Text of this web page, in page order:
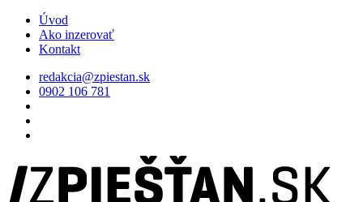
Úvod
Ako inzerovať
Kontakt
redakcia@zpiestan.sk
0902 106 781